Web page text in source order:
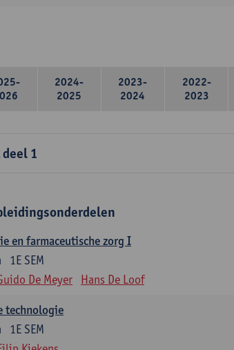
2024-
2025
2023-
2024
2022-
2023
1
en farmaceutische zorg I
1E SEM
De Meyer Hans De Loof
technologie
1E SEM